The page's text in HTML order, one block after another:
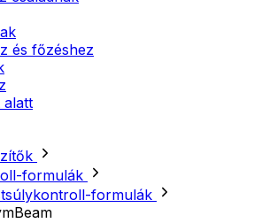
és főzéshez
alatt
formulák
formulák